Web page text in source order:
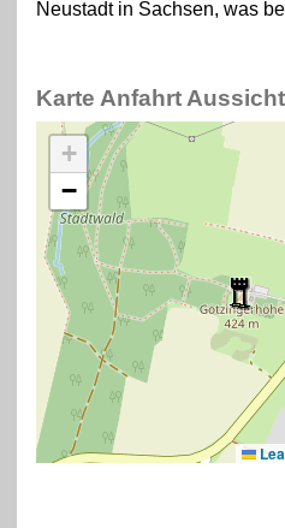
Neustadt in Sachsen, was
Karte Anfahrt
+
−